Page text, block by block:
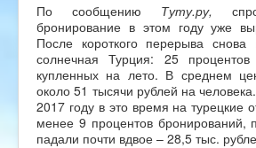
По сообщению Туту.ру,
бронирование в этом году уже
После короткого перерыва
солнечная Турция: 25
купленных на лето. В среднем
около 51 тысячи рублей на
2017 году в это время на турецкие
менее 9 процентов бронирований,
падали почти вдвое – 28,5 тыс.